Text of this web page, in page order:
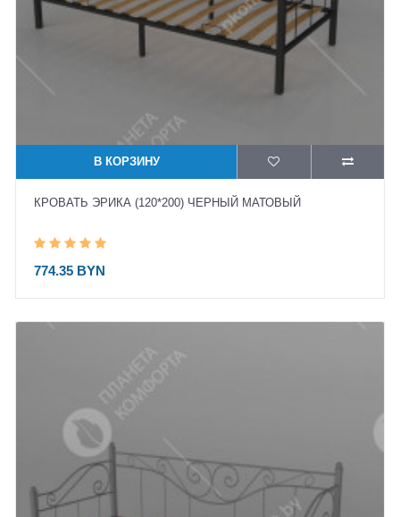
В КОРЗИНУ
КРОВАТЬ ЭРИКА (120*200) ЧЕРНЫЙ МАТОВЫЙ
774.35 BYN